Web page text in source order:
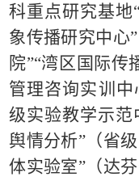
科重点研究基地
象传播研究中心”
院”“湾区国际传
管理咨询实训中
级实验教学示范
舆情分析”（省
体实验室”（达